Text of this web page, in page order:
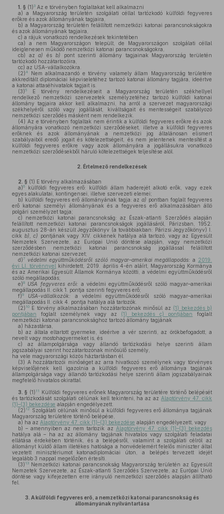
1. § (1) 3 Az e törvényben foglaltakat kell alkalmazni
a) a Magyarország területén szolgálati céllal tartózkodó külföldi fegyveres
erőkre és azok állományának tagjaira,
b) a Magyarország területén felállított nemzetközi katonai parancsnokságokra
és azok állományának tagjaira,
c) a rájuk vonatkozó rendelkezések tekintetében
ca) a nem Magyarországon települt, de Magyarországon szolgálati céllal
ideiglenesen működő nemzetközi katonai parancsnokságokra,
cb) aza) és b) pont szerinti állomány tagjainak Magyarország területén
tartózkodó hozzátartozóira,
cc) az USA-vállalkozókra.
(2)4
Nem alkalmazandó e törvény valamely állam Magyarország területére
akkreditált diplomáciai képviseletéhez tartozó katonai állomány tagjára, ideértve
a katonai attaséhivatalok tagjait is.
(3)5
E törvény rendelkezéseit a Magyarország területén székhellyel
rendelkező nemzetközi szervezetek személyzetéhez tartozó külföldi katonai
állomány tagjaira akkor kell alkalmazni, ha arról a szervezet magyarországi
székhelyéről szóló vagy jogállását, kiváltságait és mentességeit szabályozó
nemzetközi szerződés másként nem rendelkezik.
(4) Az e törvényben foglaltak nem érintik a külföldi fegyveres erőkre és azok
állományára vonatkozó nemzetközi szerződéseket, illetve a külföldi fegyveres
erőknek és azok állományának a nemzetközi jog általánosan elismert
szabályaiból eredő jogait és kötelezettségeit, és nem jelentenek mentesítést a
külföldi fegyveres erőkre vagy azok állományára a jogállásukra vonatkozó
nemzetközi szerződésekből háruló kötelezettségek teljesítése alól.
2. Értelmező rendelkezések
2. § (1) E törvény alkalmazásában
a)6
külföldi fegyveres erő: külföldi állam haderejét alkotó erők, vagy ezek
egyes alakulatai, kontingensei, illetve szervezeti elemei;
b) külföldi fegyveres erő állományának tagja: aza) pontban foglalt fegyveres
erő katonai személyi állományának és a fegyveres erő alkalmazásában álló
polgári személyzet tagja;
c) nemzetközi katonai parancsnokság: az Észak-atlanti Szerződés alapján
felállított nemzetközi katonai parancsnokságok jogállásáról, Párizsban, 1952.
augusztus 28-án készült Jegyzőkönyv (a továbbiakban: Párizsi Jegyzőkönyv) I.
cikk b), c) pontjának vagy XIV. cikkének hatálya alá tartozó, vagy az Egyesült
Nemzetek Szervezete, az Európai Unió döntése alapján, vagy nemzetközi
szerződésben nemzetközi katonai parancsnokság jogállással felállított
nemzetközi katonai szervezet;
d)7 védelmi együttműködésről szóló magyar–amerikai megállapodás: a 2019.
évi LI. törvénnyel kihirdetett, 2019. április 4-én aláírt, Magyarország Kormánya
és az Amerikai Egyesült Államok Kormánya közötti, a védelmi együttműködésről
szóló megállapodás;
e)8 USA fegyveres erői: a védelmi együttműködésről szóló magyar–amerikai
megállapodás II. cikk 1. pontja szerinti fegyveres erő;
f)9 USA-vállalkozók:
a védelmi együttműködésről szóló magyar–amerikai
megállapodás II. cikk 4. pontja hatálya alá tartozók.
(2) 10 E törvény alkalmazásában hozzátartozónak minősül az (1) bekezdés b)
pontjában foglalt személynek vagy az (1) bekezdés c) pontjában
foglalt
nemzetközi katonai parancsnoksághoz tartozó állomány tagjának
a) házastársa,
b) az általa eltartott gyermeke, ideértve a vér szerinti, az örökbefogadott, a
nevelt vagy mostohagyermeket is, és
c) az állampolgársága vagy állandó tartózkodási helye szerinti állam
jogszabályai szerint hozzátartozónak minősülő személy,
ha vele magyarországi közös háztartásban él.
(3) A hozzátartozói minőséget az arra hivatkozó személynek vagy törvényes
képviselőjének kell igazolnia a külföldi fegyveres erő állománya tagjának
állampolgársága vagy állandó tartózkodási helye szerinti állam jogszabályainak
megfelelő hivatalos okirattal.
3. § (1) 11
Külföldi fegyveres erőnek Magyarország területére történő belépését
és tartózkodását szolgálati célúnak kell tekinteni, ha az az Alaptörvény 47. cikk
(1)–(3) bekezdése alapján engedélyezett.
(2) 12
Szolgálati célúnak minősül a külföldi fegyveres erő állománya tagjának
Magyarország területére történő belépése,
a) ha az Alaptörvény 47. cikk (1)–(3) bekezdése alapján engedélyezett, vagy
b) – amennyiben az nem tartozik az Alaptörvény 47. cikk (1)–(3) bekezdés
hatálya alá – ha az az állomány tagjának hivatalos vagy szolgálati feladatai
ellátása érdekében történik, és a belépésről, valamint a szolgálati célról az
állományt küldő állam illetékes hatósága a honvédelemért felelős miniszter által
vezetett minisztériumot katonadiplomáciai úton, a belépés tervezett idejét
legalább 3 nappal megelőzően értesíti.
(3) 13 Nemzetközi katonai parancsnokság Magyarország területén az Egyesült
Nemzetek Szervezete, az Észak-atlanti Szerződés Szervezete, az Európai Unió
döntése vagy kifejezetten erre irányuló nemzetközi szerződés alapján állítható
fel.
3. A külföldi fegyveres erő, a nemzetközi katonai parancsnokság és
állományának nyilvántartása